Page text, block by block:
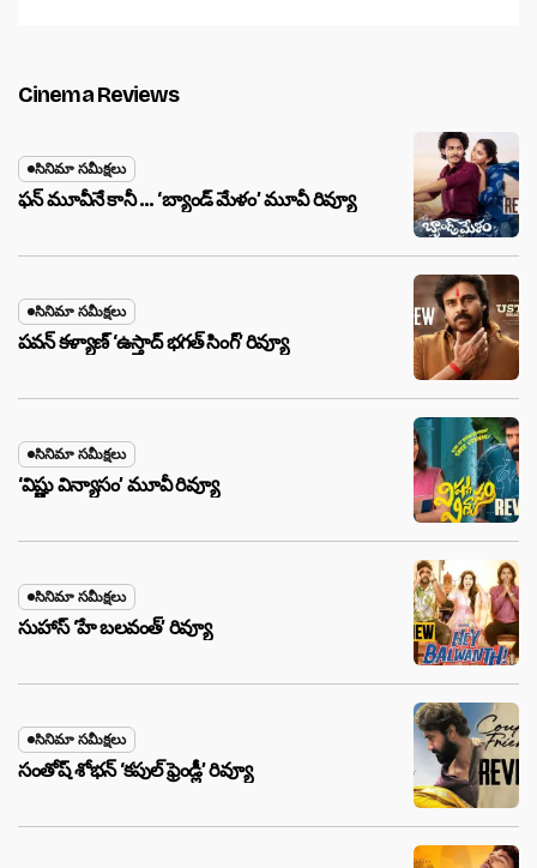
Cinema Reviews
సినిమా సమీక్షలు
ఫన్ మూవీనే కానీ … ‘బ్యాండ్‌ మేళం’ మూవీ రివ్యూ
సినిమా సమీక్షలు
పవన్ కళ్యాణ్ ‘ఉస్తాద్ భ‌గ‌త్ సింగ్’ రివ్యూ
సినిమా సమీక్షలు
‘విష్ణు విన్యాసం’ మూవీ రివ్యూ
సినిమా సమీక్షలు
సుహాస్ ‘హే బలవంత్’ రివ్యూ
సినిమా సమీక్షలు
సంతోష్ శోభన్ ‘కపుల్ ఫ్రెండ్లీ’ రివ్యూ